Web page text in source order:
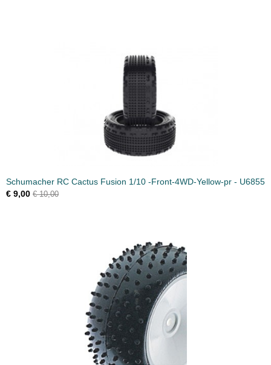
Schumacher RC Cactus Fusion 1/10 -Front-4WD-Yellow-pr - U6855
€ 9,00 € 10,00